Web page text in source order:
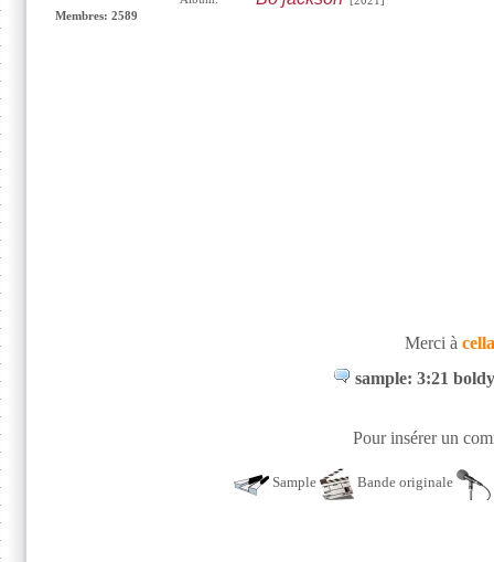
Membres: 2589
Merci à
sample: 3:21
Pour insérer un
Sample Bande originale